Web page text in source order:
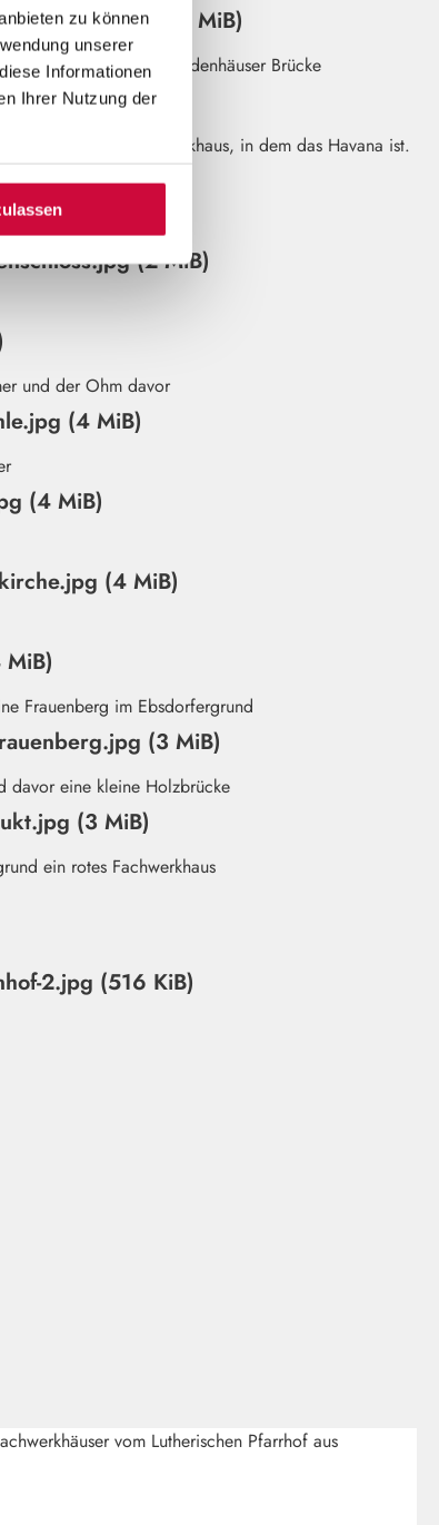
zu können
unserer
Informationen
Ihrer Nutzung der
garten.jpg (1 MiB)
(2 MiB)
(4 MiB)
(4 MiB)
(4 MiB)
(3 MiB)
(3 MiB)
2.jpg (516 KiB)